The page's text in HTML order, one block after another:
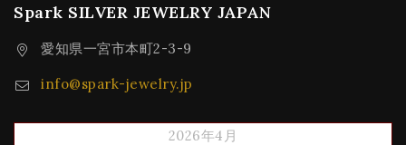
Spark SILVER JEWELRY JAPAN
愛知県一宮市本町2-3-9
info@spark-jewelry.jp
2026年4月